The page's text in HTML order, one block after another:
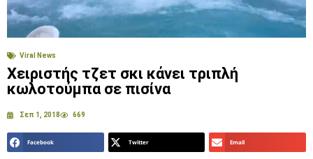
Viral News
Χειριστής τζετ σκι κάνει τριπλή
κωλοτούμπα σε πισίνα
Σεπ 1, 2018 669
Facebook Twitter Email